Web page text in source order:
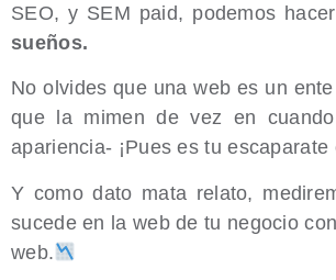
SEO, y SEM paid, podemos hacer
sueños.
No olvides que una web es un
que la mimen de vez en
apariencia- ¡Pues es tu escaparate
Y como dato mata relato,
sucede en la web de tu negocio
web.